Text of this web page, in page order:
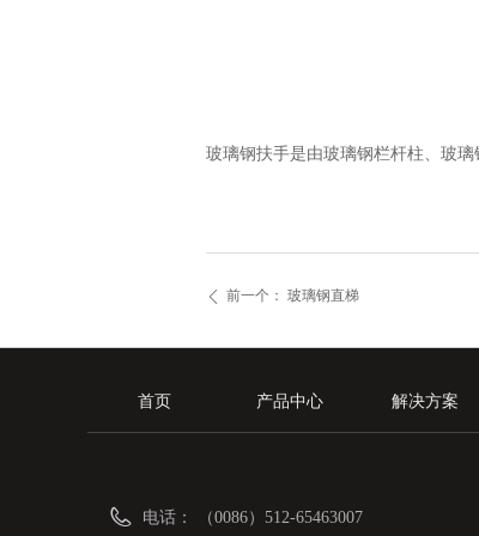
ꄴ 前一个： 玻璃钢直梯
玻璃钢扶手是由玻璃钢栏杆柱、玻
首页 产品中心 解决方案
电话： （0086）512-65463007